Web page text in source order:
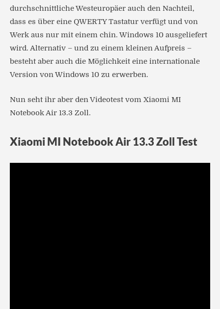
durchschnittliche Westeuropäer auch den Nachteil,
dass es über eine QWERTY Tastatur verfügt und von
Werk aus nur mit einem chin. Windows 10 ausgeliefert
wird. Alternativ – und zu einem kleinen Aufpreis –
besteht aber auch die Möglichkeit eine internationale
Version von Windows 10 zu erwerben.
Nun seht ihr aber den Videotest vom Xiaomi MI
Notebook Air 13.3 Zoll.
Xiaomi MI Notebook Air 13.3 Zoll Test